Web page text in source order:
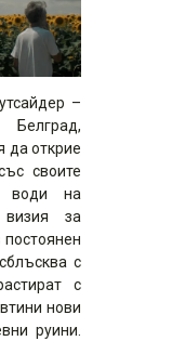
–
да открие
своите
води на
визия за
с
с
нови
руини.